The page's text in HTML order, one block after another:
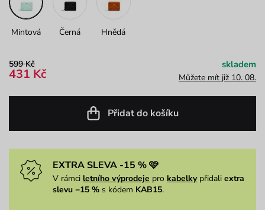
Mintová Černá Hnědá
599 Kč
431 Kč
skladem
Můžete mít již 10. 08.
Přidat do košíku
EXTRA SLEVA -15 % 🩷
V rámci letního výprodeje pro kabelkypřidali extra
slevu −15 % s kódem KAB15.